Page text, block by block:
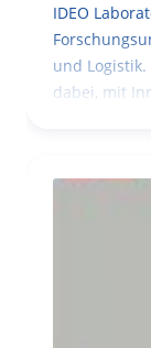
IDEO
und
dabei, mit